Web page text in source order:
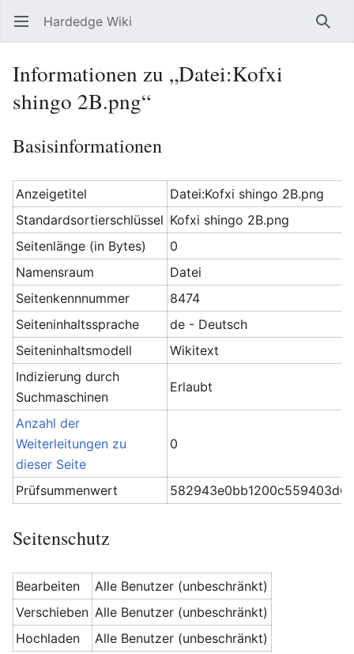
Hauptmenü öffnen Hardedge Wiki
Informationen zu „Datei:Kofxi
shingo 2B.png“
Basisinformationen
Anzeigetitel
Datei:Kofxi shingo 2B.png
Standardsortierschlüssel Kofxi shingo 2B.png
Seitenlänge (in Bytes)
0
Namensraum
Datei
Seitenkennnummer
8474
Seiteninhaltssprache
de - Deutsch
Seiteninhaltsmodell
Wikitext
Indizierung durch
Suchmaschinen
Erlaubt
Anzahl der
Weiterleitungen zu
dieser Seite
0
Prüfsummenwert
Seitenschutz
Bearbeiten
Alle Benutzer (unbeschränkt)
Verschieben Alle Benutzer (unbeschränkt)
Hochladen
Alle Benutzer (unbeschränkt)